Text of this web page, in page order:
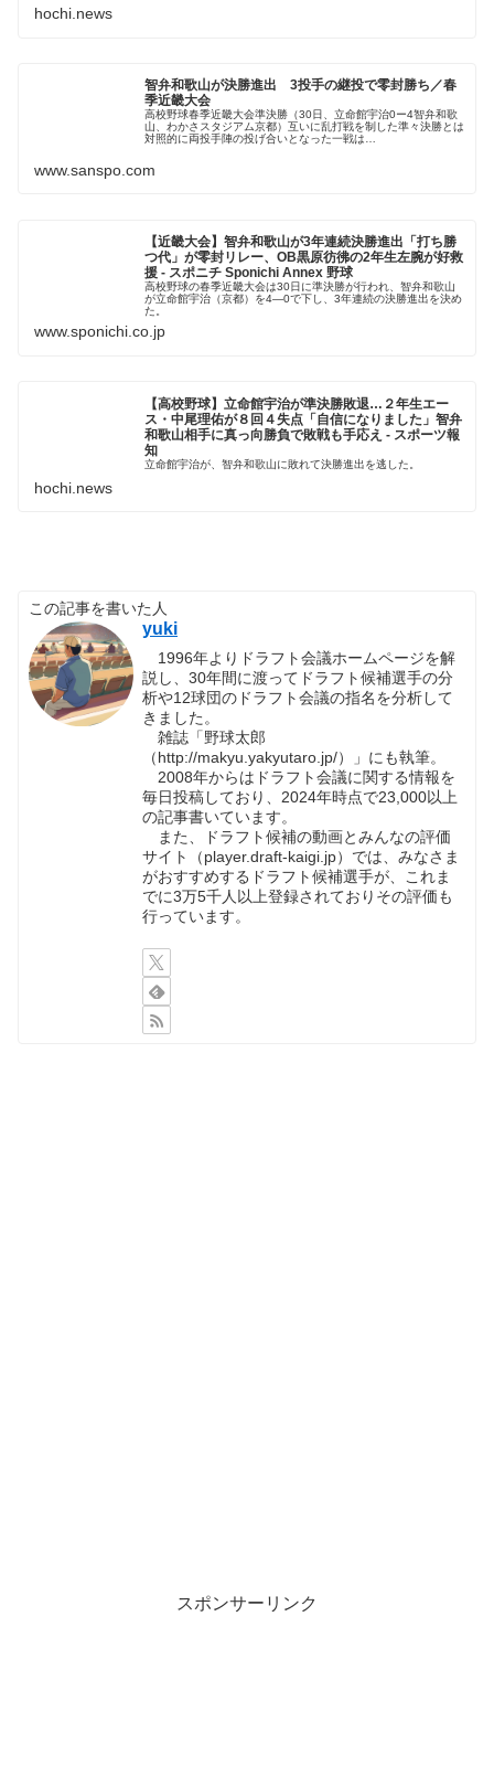
hochi.news
智弁和歌山が決勝進出 3投手の継投で零封勝ち／春
季近畿大会
高校野球春季近畿大会準決勝（30日、立命館宇治0ー4智弁和歌
山、わかさスタジアム京都）互いに乱打戦を制した準々決勝とは
対照的に両投手陣の投げ合いとなった一戦は…
www.sanspo.com
【近畿大会】智弁和歌山が3年連続決勝進出「打ち勝
つ代」が零封リレー、OB黒原彷彿の2年生左腕が好救
援 - スポニチ Sponichi Annex 野球
高校野球の春季近畿大会は30日に準決勝が行われ、智弁和歌山
が立命館宇治（京都）を4―0で下し、3年連続の決勝進出を決め
た。
www.sponichi.co.jp
【高校野球】立命館宇治が準決勝敗退…２年生エー
ス・中尾理佑が８回４失点「自信になりました」智弁
和歌山相手に真っ向勝負で敗戦も手応え - スポーツ報
知
立命館宇治が、智弁和歌山に敗れて決勝進出を逃した。
hochi.news
この記事を書いた人
yuki
1996年よりドラフト会議ホームページを解
説し、30年間に渡ってドラフト候補選手の分
析や12球団のドラフト会議の指名を分析して
きました。
雑誌「野球太郎
（http://makyu.yakyutaro.jp/）」にも執筆。
2008年からはドラフト会議に関する情報を
毎日投稿しており、2024年時点で23,000以上
の記事書いています。
また、ドラフト候補の動画とみんなの評価
サイト（player.draft-kaigi.jp）では、みなさま
がおすすめするドラフト候補選手が、これま
でに3万5千人以上登録されておりその評価も
行っています。
スポンサーリンク